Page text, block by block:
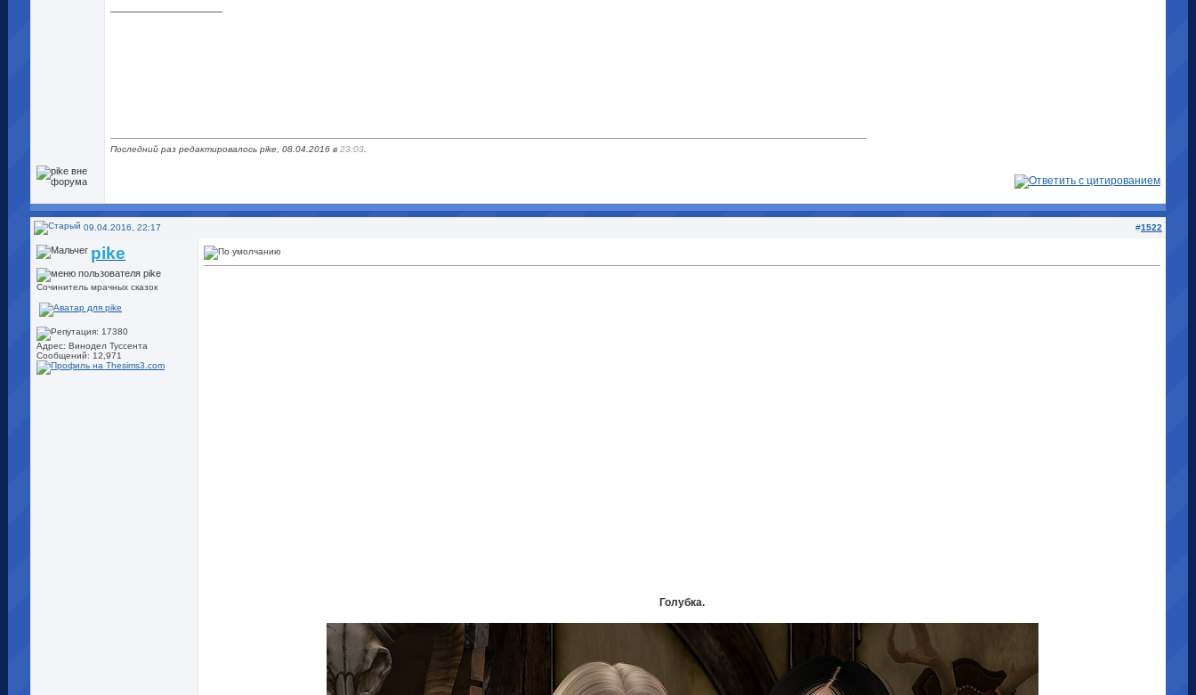
Последний раз редактировалось pike, 08.04.2016 в 23:03
09.04.2016, 22:17 #1522
pike
Сочинитель мрачных сказок
Адрес: Винодел Туссента
Сообщений: 12,971
Голубка.